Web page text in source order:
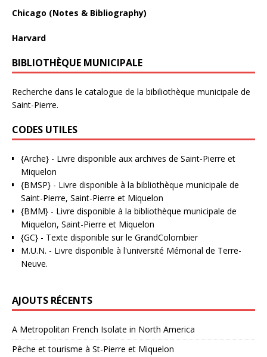
Chicago (Notes & Bibliography)
Harvard
BIBLIOTHÈQUE MUNICIPALE
Recherche dans le catalogue de la bibiliothèque municipale de
Saint-Pierre.
CODES UTILES
{Arche} - Livre disponible aux archives de Saint-Pierre et
Miquelon
{BMSP} - Livre disponible à la bibliothèque municipale de
Saint-Pierre, Saint-Pierre et Miquelon
{BMM} - Livre disponible à la bibliothèque municipale de
Miquelon, Saint-Pierre et Miquelon
{GC} - Texte disponible sur le GrandColombier
M.U.N. - Livre disponible à l'université Mémorial de Terre-
Neuve.
AJOUTS RÉCENTS
A Metropolitan French Isolate in North America
Pêche et tourisme à St-Pierre et Miquelon